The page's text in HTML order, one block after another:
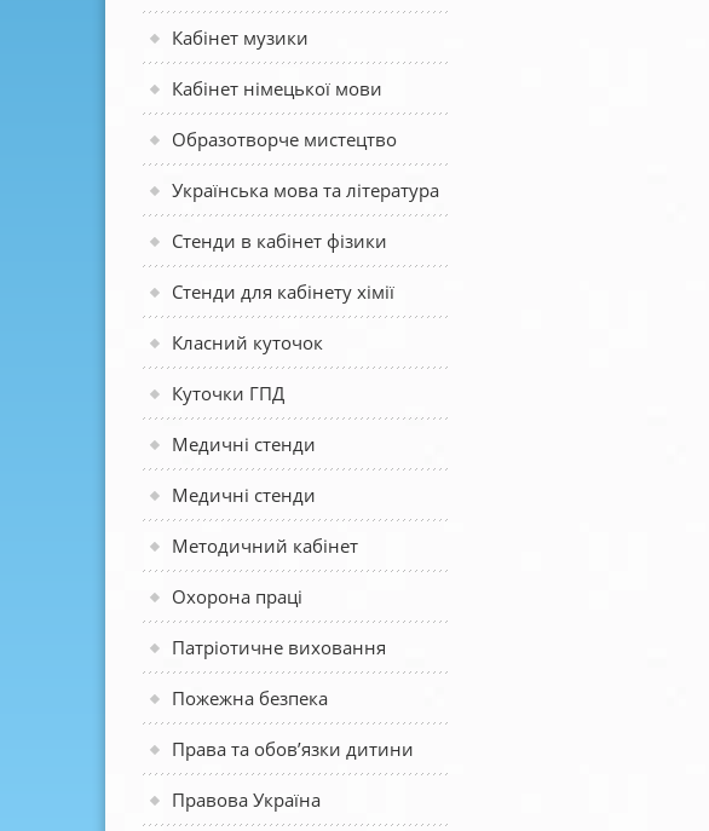
Кабінет музики
Кабінет німецької мови
Образотворче мистецтво
Українська мова та література
Стенди в кабінет фізики
Стенди для кабінету хімії
Класний куточок
Куточки ГПД
Медичні стенди
Медичні стенди
Методичний кабінет
Охорона праці
Патріотичне виховання
Пожежна безпека
Права та обов’язки дитини
Правова Україна